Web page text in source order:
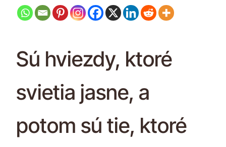
Sú hviezdy, ktoré
svietia jasne, a
potom sú tie, ktoré